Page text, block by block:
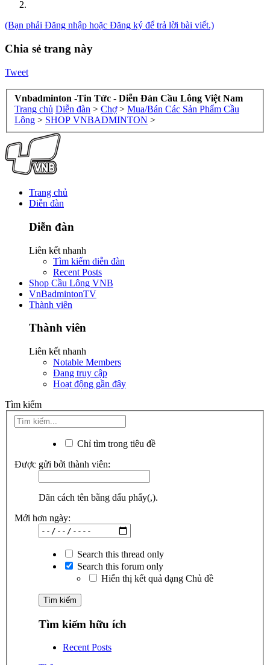
(Bạn phải Đăng nhập hoặc Đăng ký để trả lời bài viết.)
Chia sẻ trang này
Tweet
Vnbadminton -Tin Tức - Diễn Đàn Cầu Lông Việt Nam
Trang chủ Diễn đàn > Chợ > Mua/Bán Các Sản Phẩm Cầu
Lông > SHOP VNBADMINTON >
Trang chủ
Diễn đàn
Diễn đàn
Liên kết nhanh
Tìm kiếm diễn đàn
Recent Posts
Shop Cầu Lông VNB
VnBadmintonTV
Thành viên
Thành viên
Liên kết nhanh
Notable Members
Đang truy cập
Hoạt động gần đây
Tìm kiếm
Chỉ tìm trong tiêu đề
Được gửi bởi thành viên:
Dãn cách tên bằng dấu phẩy(,).
Mới hơn ngày:
Search this thread only
Search this forum only
Hiển thị kết quả dạng Chủ đề
Tìm kiếm hữu ích
Recent Posts